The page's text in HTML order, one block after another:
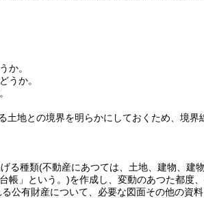
か。
うか。
地との境界を明らかにしておくため、境界
る種類(不動産にあつては、土地、建物、建
帳」という。)を作成し、変動のあつた都度
有財産について、必要な図面その他の資料